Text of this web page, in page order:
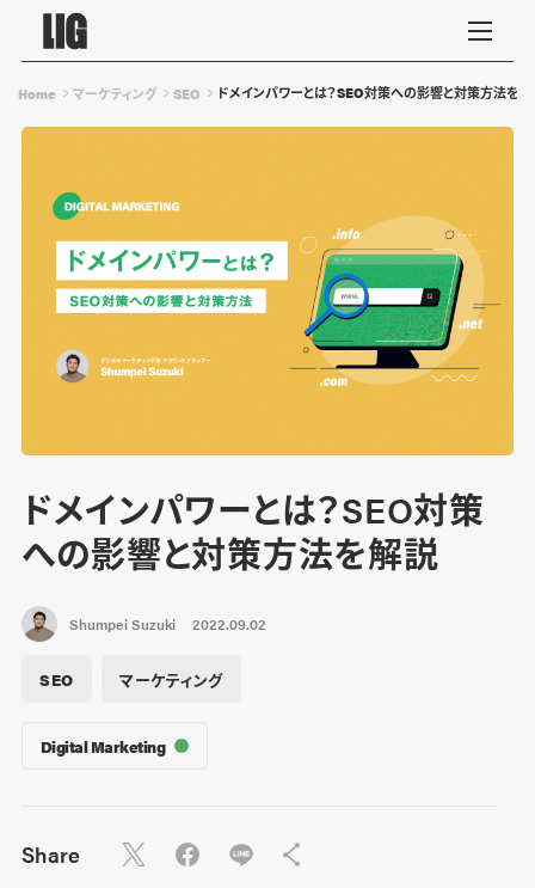
Home マーケティング SEO ドメインパワーとは？SEO対策への影響と対策方法を
ドメインパワーとは？SEO対策
への影響と対策方法を解説
Shumpei Suzuki 2022.09.02
SEO マーケティング
Digital Marketing
Share